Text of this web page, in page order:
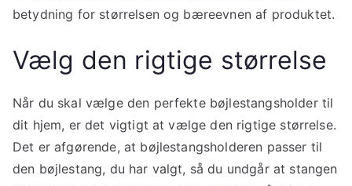
betydning for størrelsen og bæreevnen af produktet.
Vælg den rigtige størrelse
Når du skal vælge den perfekte bøjlestangsholder til
dit hjem, er det vigtigt at vælge den rigtige størrelse.
Det er afgørende, at bøjlestangsholderen passer til
den bøjlestang, du har valgt, så du undgår at stangen